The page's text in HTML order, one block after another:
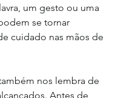
um gesto ou uma
se tornar
cuidado nas mãos de
nos lembra de
Antes de